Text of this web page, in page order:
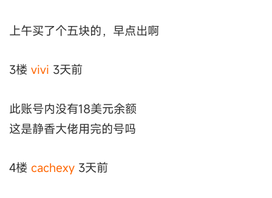
上午买了个五块的，早点出啊
3楼 vivi 3天前
此账号内没有18美元余额
这是静香大佬用完的号吗
4楼 cachexy 3天前